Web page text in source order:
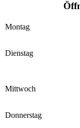
Montag
Dienstag
Mittwoch
Donnerstag